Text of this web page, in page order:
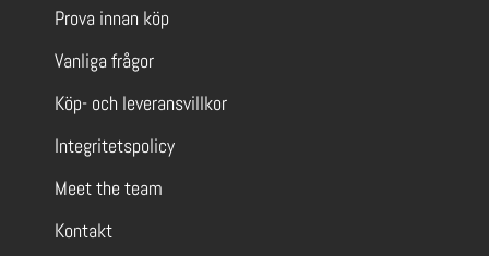
Prova innan köp
Vanliga frågor
Köp- och leveransvillkor
Integritetspolicy
Meet the team
Kontakt